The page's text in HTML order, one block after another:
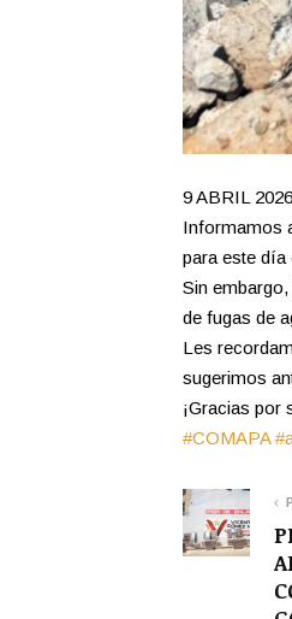
9 ABRIL
Informamos
para este día
Sin
de fugas de
Les
sugerimos
¡Gracias por
#COMAPA